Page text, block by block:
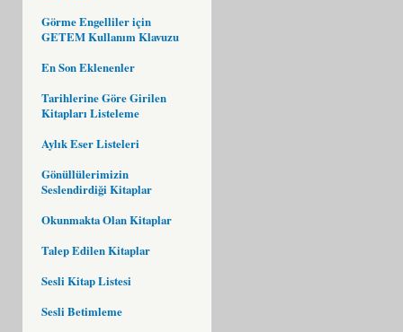
Görme Engelliler için
GETEM Kullanım Klavuzu
En Son Eklenenler
Tarihlerine Göre Girilen
Kitapları Listeleme
Aylık Eser Listeleri
Gönüllülerimizin
Seslendirdiği Kitaplar
Okunmakta Olan Kitaplar
Talep Edilen Kitaplar
Sesli Kitap Listesi
Sesli Betimleme